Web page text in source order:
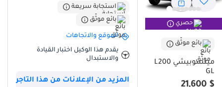
حصري
بائع موثّق
ميتسوبيشي L200
GL
$ 21,600
استجابة سريعة
بائع موثّق
الموقع والاتجاهات
يقدم هذا الوكيل اختبار القيادة
والاستبدال
المزيد من الإعلانات من هذا التاجر
أقل تكلفة تشغيل في فئتها
ملخص
الباحثين عن شاحنة بيك أب موثوقة وعالية الأداء، تتفوق في بيئات دول
مجلس التعاون الخليجي الصعبة. بفضل محركها الديزل وناقل الحركة
الأوتوماتيكي، توفر هذه الشاحنة مستوىً عالياً من كفاءة استهلاك الوقود